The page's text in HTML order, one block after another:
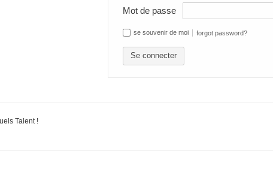
Mot de passe
se souvenir de moi forgot password?
Se connecter
Talent !